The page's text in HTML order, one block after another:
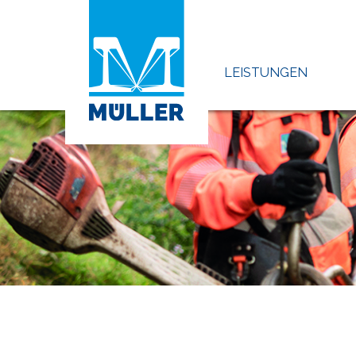
LEISTUNGEN